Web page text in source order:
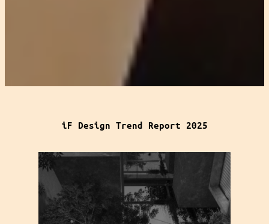
iF Design Trend Report 2025